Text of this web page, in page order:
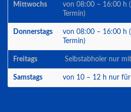
Mittwochs
von 08:00 – 16:00 h
Termin)
Donnerstags
von 08:00 – 16:00 h
Termin)
Freitags Selbstabholer nur
Samstags von 10 – 12 h nur für